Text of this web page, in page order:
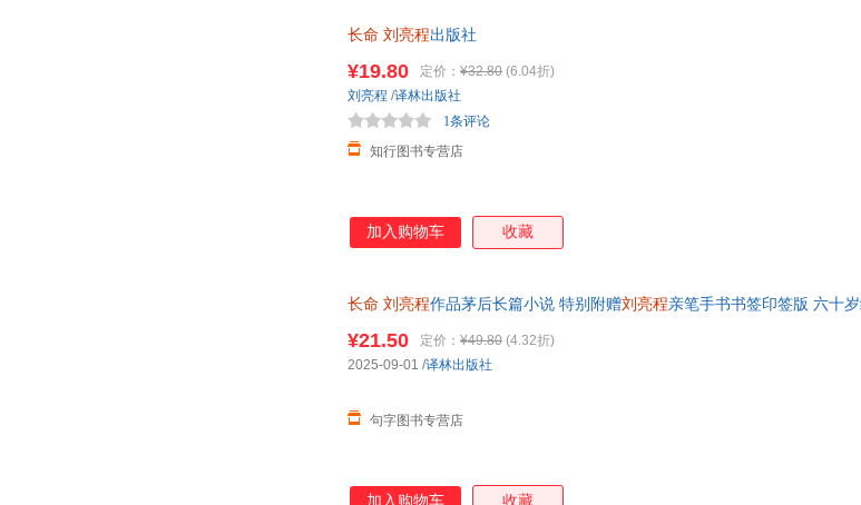
长命 刘亮程出版社
¥19.80 定价： ¥32.80 (6.04折)
知行图书专营店
1条评论
刘亮程 /译林出版社
加入购物车 收藏
长命 刘亮程作品茅后长篇小说 特别附赠刘亮程亲笔手书书签印签版 六十
¥21.50 定价： ¥49.80 (4.32折)
句字图书专营店
2025-09-01 /译林出版社
加入购物车 收藏